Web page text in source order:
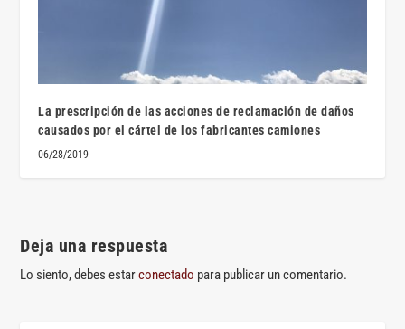
La prescripción de las acciones de reclamación de daños
causados por el cártel de los fabricantes camiones
06/28/2019
Deja una respuesta
Lo siento, debes estarconectado para publicar un comentario.